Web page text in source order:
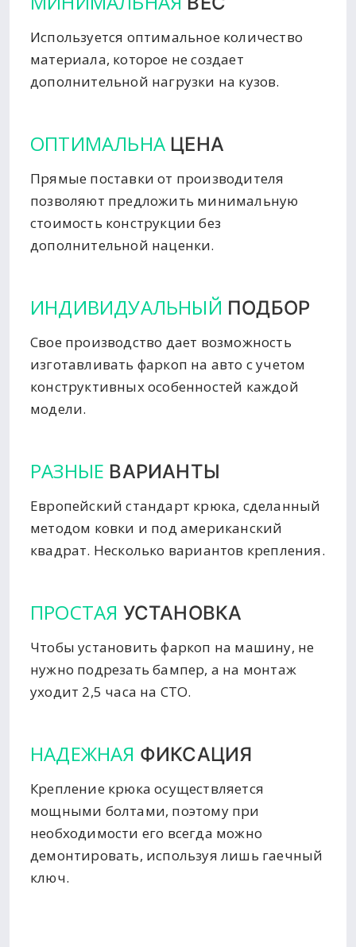
Используется оптимальное количество
материала, которое не создает
дополнительной нагрузки на кузов.
ОПТИМАЛЬНА ЦЕНА
Прямые поставки от производителя
позволяют предложить минимальную
стоимость конструкции без
дополнительной наценки.
ИНДИВИДУАЛЬНЫЙ ПОДБОР
Свое производство дает возможность
изготавливать фаркоп на авто с учетом
конструктивных особенностей каждой
модели.
РАЗНЫЕ ВАРИАНТЫ
Европейский стандарт крюка, сделанный
методом ковки и под американский
квадрат. Несколько вариантов крепления.
ПРОСТАЯ УСТАНОВКА
Чтобы установить фаркоп на машину, не
нужно подрезать бампер, а на монтаж
уходит 2,5 часа на СТО.
НАДЕЖНАЯ ФИКСАЦИЯ
Крепление крюка осуществляется
мощными болтами, поэтому при
необходимости его всегда можно
демонтировать, используя лишь гаечный
ключ.